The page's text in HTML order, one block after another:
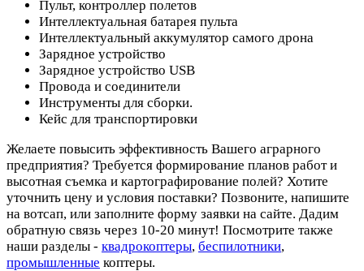
Пульт, контроллер полетов
Интеллектуальная батарея пульта
Интеллектуальный аккумулятор самого дрона
Зарядное устройство
Зарядное устройство USB
Провода и соединители
Инструменты для сборки.
Кейс для транспортировки
Желаете повысить эффективность Вашего аграрного
предприятия? Требуется формирование планов работ и
высотная съемка и картографирование полей? Хотите
уточнить цену и условия поставки? Позвоните, напишите
на вотсап, или заполните форму заявки на сайте. Дадим
обратную связь через 10-20 минут! Посмотрите также
наши разделы - квадрокоптеры, беспилотники,
промышленные коптеры.